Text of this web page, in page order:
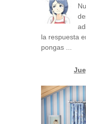
la respuesta
pongas ...